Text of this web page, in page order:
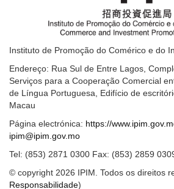
Instituto de Promoção do Comérico e do
Endereço: Rua Sul de Entre Lagos,
Serviços para a Cooperação Comercial
de Língua Portuguesa, Edifício de
Macau
Página electrónica: https://
ipim@ipim.gov.mo
Tel: (853) 2871 0300 Fax: (853) 2859
© copyright 2026 IPIM. Todos os direitos
Responsabilidade)